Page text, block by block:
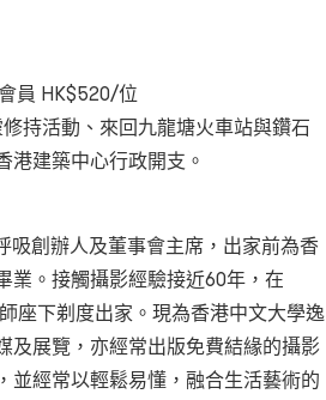
員 HK$520/位
持活動、來回九龍塘火車站與鑽石
港建築中心行政開支 。
吸創辦人及董事會主席，出家前為香
業。接觸攝影經驗接近60年，在
座下剃度出家。現為香港中文大學逸
及展覽，亦經常出版免費結緣的攝影
並經常以輕鬆易懂，融合生活藝術的